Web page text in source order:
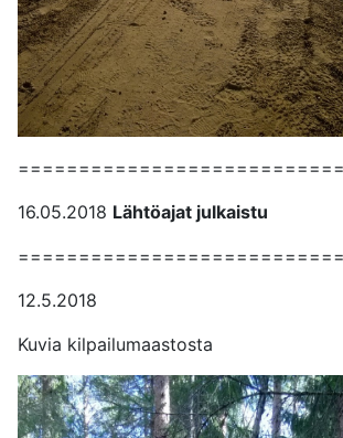
16.05.2018 Lähtöajat julkaistu
12.5.2018
Kuvia kilpailumaastosta